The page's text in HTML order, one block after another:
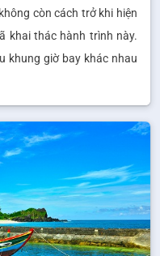
còn cách trở khi hiện
khai thác hành trình này.
khung giờ bay khác nhau